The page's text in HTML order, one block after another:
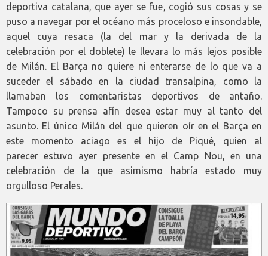
deportiva catalana, que ayer se fue, cogió sus cosas y se
puso a navegar por el océano más proceloso e insondable,
aquel cuya resaca (la del mar y la derivada de la
celebración por el doblete) le llevara lo más lejos posible
de Milán. El Barça no quiere ni enterarse de lo que va a
suceder el sábado en la ciudad transalpina, como la
llamaban los comentaristas deportivos de antaño.
Tampoco su prensa afín desea estar muy al tanto del
asunto. El único Milán del que quieren oír en el Barça en
este momento aciago es el hijo de Piqué, quien al
parecer estuvo ayer presente en el Camp Nou, en una
celebración de la que asimismo habría estado muy
orgulloso Perales.